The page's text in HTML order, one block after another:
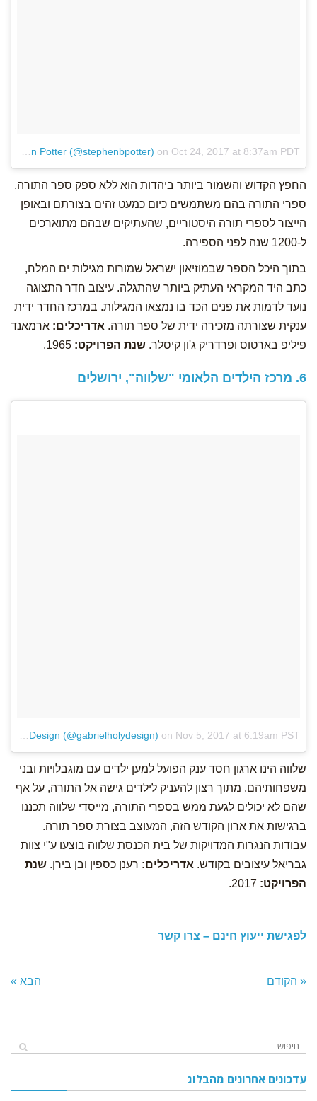
on Oct 24, 2017 at 8:37am PDT
החפץ הקדוש והשמור ביותר ביהדות הוא ללא ספק ספר התורה.
ספרי התורה בהם משתמשים כיום כמעט זהים בצורתם ובאופן
הייצור לספרי תורה היסטוריים, שהעתיקים שבהם מתוארכים
ל-1200 שנה לפני הספירה.
בתוך היכל הספר שבמוזיאון ישראל שמורות מגילות ים המלח,
כתב היד המקראי העתיק ביותר שהתגלה. עיצוב חדר התצוגה
נועד לדמות את פנים הכד בו נמצאו המגילות. במרכז החדר ידית
ענקית שצורתה מזכירה ידית של ספר תורה. אדריכלים: ארמאנד
פיליפ בארטוס ופרדריק ג'ון קיסלר. שנת הפרויקט:
6. מרכז הילדים הלאומי "שלווה", ירושלים
on Nov 5, 2017 at 6:19am PST
שלווה הינו ארגון חסד ענק הפועל למען ילדים עם מוגבלויות ובני
משפחותיהם. מתוך רצון להעניק לילדים גישה אל התורה, על אף
שהם לא יכולים לגעת ממש בספרי התורה, מייסדי שלווה תכננו
ברגישות את ארון הקודש הזה, המעוצב בצורת ספר תורה.
עבודות הנגרות המדויקות של בית הכנסת שלווה בוצעו ע"י צוות
גבריאל עיצובים בקודש. אדריכלים: רענן כספין ובן בירן. שנת
הפרויקט:
לפגישת ייעוץ חינם – צרו קשר
« הקודם הבא »
עדכונים אחרונים מהבלוג